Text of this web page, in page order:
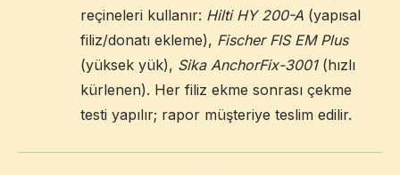
reçineleri kullanır: Hilti HY 200-A (yapısal
filiz/donatı ekleme), Fischer FIS EM Plus
(yüksek yük), Sika AnchorFix-3001(hızlı
kürlenen). Her filiz ekme sonrası çekme
testi yapılır; rapor müşteriye teslim edilir.